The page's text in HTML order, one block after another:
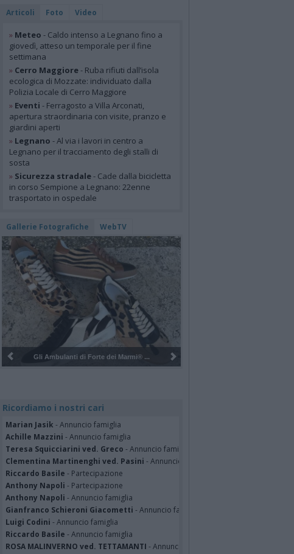
Articoli Foto Video
» Meteo - Caldo intenso a Legnano fino a
giovedì, atteso un temporale per il fine
settimana
» Cerro Maggiore- Ruba rifiuti dall’isola
ecologica di Mozzate: individuato dalla
Polizia Locale di Cerro Maggiore
» Eventi - Ferragosto a Villa Arconati,
apertura straordinaria con visite, pranzo e
giardini aperti
» Legnano - Al via i lavori in centro a
Legnano per il tracciamento degli stalli di
sosta
» Sicurezza stradale- Cade dalla bicicletta
in corso Sempione a Legnano: 22enne
trasportato in ospedale
Gallerie Fotografiche WebTV
Pulizia del bosco del Rugareto a ...
Ricordiamo i nostri cari
Marian Jasik - Annuncio famiglia
Achille Mazzini - Annuncio famiglia
Teresa Squicciarini ved. Greco - Annuncio famiglia
Clementina Martinenghi ved. Pasini - Annuncio famiglia
Riccardo Basile - Partecipazione
Anthony Napoli - Partecipazione
Anthony Napoli - Annuncio famiglia
Gianfranco Schieroni Giacometti - Annuncio famiglia
Luigi Codini - Annuncio famiglia
Riccardo Basile - Annuncio famiglia
ROSA MALINVERNO ved. TETTAMANTI - Annuncio famiglia